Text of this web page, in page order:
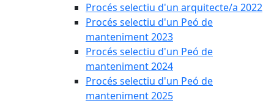
Procés selectiu d'un arquitecte/a 2022
Procés selectiu d'un Peó de
manteniment 2023
Procés selectiu d'un Peó de
manteniment 2024
Procés selectiu d'un Peó de
manteniment 2025